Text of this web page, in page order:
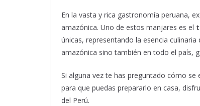
En la vasta y rica gastronomía peruana,
amazónica. Uno de estos manjares es el
únicas, representando la esencia
amazónica sino también en todo el país,
Si alguna vez te has preguntado cómo
para que puedas prepararlo en casa,
del Perú.